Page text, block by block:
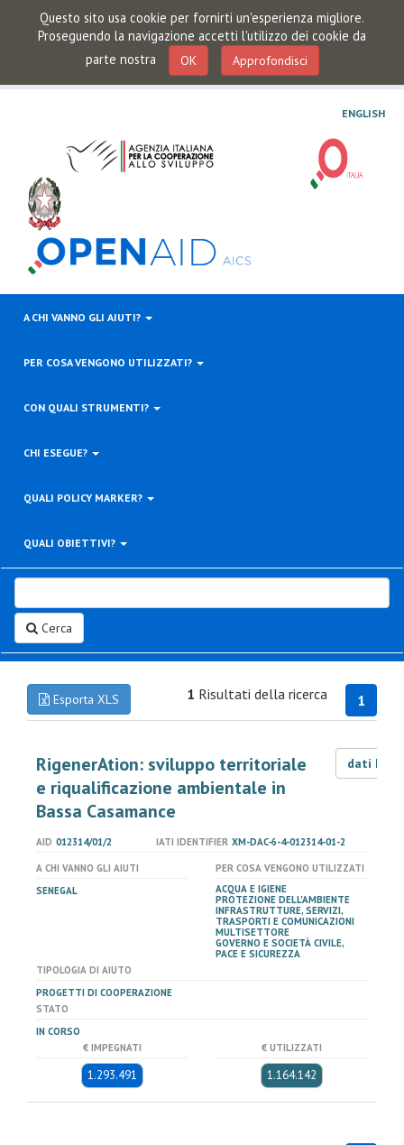
Questo sito usa cookie per fornirti un'esperienza migliore.
Proseguendo la navigazione accetti l'utilizzo dei cookie da
parte nostra
OK Approfondisci
ENGLISH
A CHI VANNO GLI AIUTI?
PER COSA VENGONO UTILIZZATI?
CON QUALI STRUMENTI?
CHI ESEGUE?
QUALI POLICY MARKER?
QUALI OBIETTIVI?
Cerca
Esporta XLS 1
1 Risultati della ricerca
RigenerAtion: sviluppo territoriale
e riqualificazione ambientale in
Bassa Casamance
dati LOD
AID 012314/01/2 IATI IDENTIFIER XM-DAC-6-4-012314-01-2
A CHI VANNO GLI AIUTI
SENEGAL
PER COSA VENGONO UTILIZZATI
ACQUA E IGIENE
PROTEZIONE DELL'AMBIENTE
INFRASTRUTTURE, SERVIZI,
TRASPORTI E COMUNICAZIONI
MULTISETTORE
GOVERNO E SOCIETÀ CIVILE,
PACE E SICUREZZA
TIPOLOGIA DI AIUTO
PROGETTI DI COOPERAZIONE
STATO
IN CORSO
€ IMPEGNATI
1.293.491
€ UTILIZZATI
1.164.142